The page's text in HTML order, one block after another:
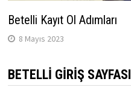
Betelli Kayıt Ol Adımları
8 Mayıs 2023
BETELLI GIRIŞ SAYFASI